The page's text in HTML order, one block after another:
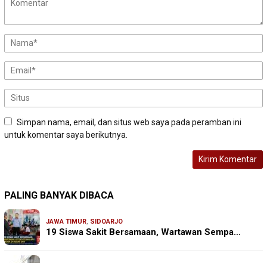
Simpan nama, email, dan situs web saya pada peramban ini
untuk komentar saya berikutnya.
PALING BANYAK DIBACA
JAWA TIMUR, SIDOARJO
19 Siswa Sakit Bersamaan, Wartawan Sempa…